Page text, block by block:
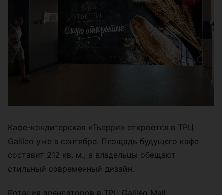
Кафе-кондитерская «Тьерри» откроется в ТРЦ
Galileo уже в сентябре. Площадь будущего кафе
составит 212 кв. м., а владельцы обещают
стильный современный дизайн.
Ротация арендаторов в ТРЦ Galileo Mall